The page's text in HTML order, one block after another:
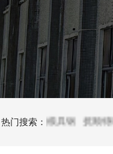
热门搜索：
顺模具钢 抚顺特殊钢 抚